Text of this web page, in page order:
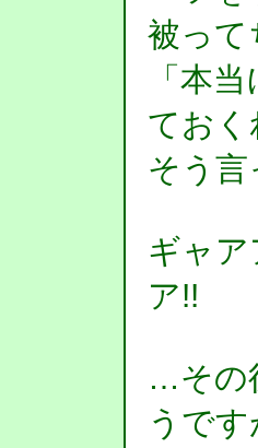
被って
「本
ておく
そう
ギャ
ア!!
…その
うです